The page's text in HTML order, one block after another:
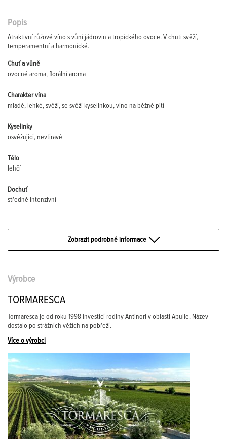
Popis
Atraktivní růžové víno s vůní jádrovin a tropického ovoce. V chuti svěží,
temperamentní a harmonické.
Chuť a vůně
ovocné aroma, florální aroma
Charakter vína
mladé, lehké, svěží, se svěží kyselinkou, víno na běžné pití
Kyselinky
osvěžující, nevtíravé
Tělo
lehčí
Dochuť
středně intenzivní
Zobrazit podrobné informace
Výrobce
TORMARESCA
Tormaresca je od roku 1998 investicí rodiny Antinori v oblasti Apulie. Název
dostalo po strážních věžích na pobřeží.
Více o výrobci